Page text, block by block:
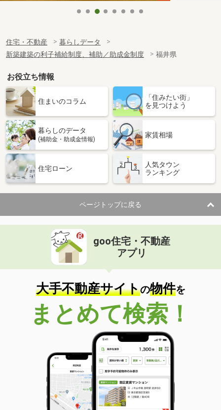
住宅・不動産
暮らしデータ
新築建築の利子補給制度、補助／助成金制度
福井県
お役立ち情報
住まいのコラム
「住みたい街」
を見つけよう
暮らしのデータ
(補助金・助成金情報)
家賃相場
住宅ローン
人気タウン
ランキング
ページトップに戻る
goo住宅・不動産
アプリ
大手不動産サイトの物件を
まとめて検索！